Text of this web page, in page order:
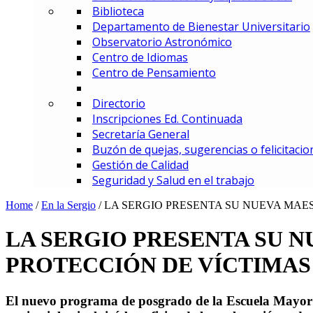
MAF – Maestría en
MAGD – Maestría en Analítica y
MCI – Maestría en Comercio
MDEMEC – Maestría en
MGCS – Maestría en Gerencia
Maestría en Gerencia
MGIED – Maestría en Gestión
MGE – Maestría en Gestión
ESPECIALIZACIONES
Especialización en Comercio
Especialización en Gerencia
Especialización en Gerencia
Especialización en Gerencia
Especialización en Gerencia
Biblioteca
Departamento de Bienestar Universitario
Observatorio Astronómico
Centro de Idiomas
Centro de Pensamiento
Directorio
Inscripciones Ed. Continuada
Secretaría General
Buzón de quejas, sugerencias o
Gestión de Calidad
Seguridad y Salud en el trabajo
Home /En la Sergio /LA SERGIO PRESENTA SU NUEVA
LA SERGIO PRESENTA SU
PROTECCIÓN DE VÍCTIMAS
El nuevo programa de posgrado de la Escuela